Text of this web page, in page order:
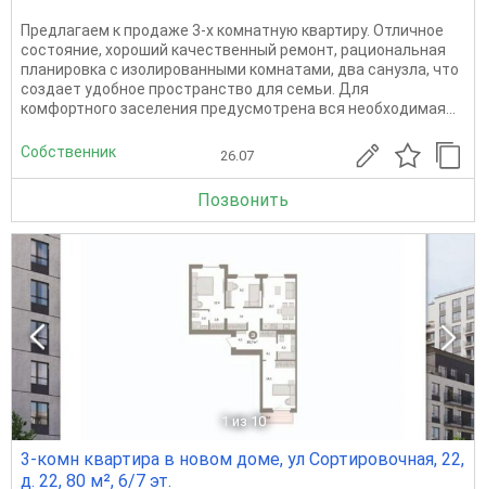
Предлагаем к продаже 3-х комнатную квартиру. Отличное
состояние, хороший качественный ремонт, рациональная
планировка с изолированными комнатами, два санузла, что
создает удобное пространство для семьи. Для
комфортного заселения предусмотрена вся необходимая...
Собственник 26.07
Позвонить
1 из 10
3-комн квартира в новом доме, ул Сортировочная, 22,
д. 22, 80 м², 6/7 эт.